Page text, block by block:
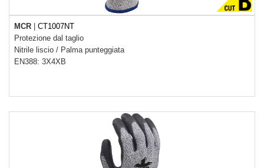
MCR |CT1007NT
Protezione dal taglio
Nitrile liscio / Palma punteggiata
EN388: 3X4XB